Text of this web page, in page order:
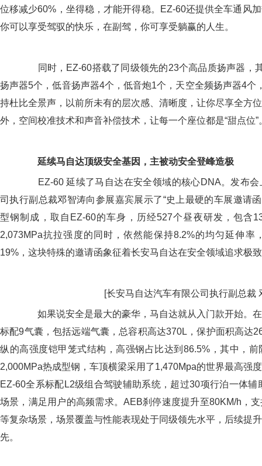
位移减少60%，坐得稳，才能开得稳。EZ-60还提供全车通风
你可以享受驾驭的快乐，在副驾，你可享受躺赢的人生。
同时，EZ-60搭载了同级领先的23个高品质扬声器，
扬声器5个，低音扬声器4个，低音炮1个，天空全频扬声器4个
持杜比全景声，以前所未有的层次感、清晰度，让你尽享全方
外，空间校准技术和声音补偿技术，让每一个座位都是“甜点位”
延续马自达顶级安全基因，主被动安全登峰造极
EZ-60 延续了马自达在安全领域的核心DNA。发布会
司执行副总裁邓智涛向参展嘉宾展示了“史上最硬的车展邀请
型钢制成，取自EZ-60的车身，历经527个昼夜研发，包含
2,073MPa抗拉强度的同时，依然能保持8.2%的均匀延伸率
19%，这块特殊的邀请函象征着长安马自达在安全领域追求极
[长安马自达汽车有限公司执行副总裁
如果说安全是最大的豪华，马自达就从入门款开始。在
标配9气囊，包括远端气囊，总容积高达370L，保护面积高达
纵的高强度铠甲笼式结构，高强钢占比达到86.5%，其中，
2,000MPa热成型钢，车顶横梁采用了1,470Mpa的世界最高强
EZ-60全系标配L2级组合驾驶辅助系统，超过30项行泊一体辅
场景，满足用户的高频需求。AEB刹停速度提升至80KM/h，
等复杂场景，场景覆盖与性能表现处于同级领先水平，后续提
先。